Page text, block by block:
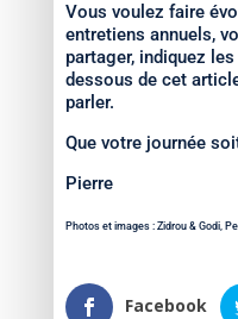
Vous voulez faire
entretiens annuels,
partager, indiquez
dessous de cet
parler.
Que votre journée
Pierre
Photos et images : Zidrou & Godi,
Facebook